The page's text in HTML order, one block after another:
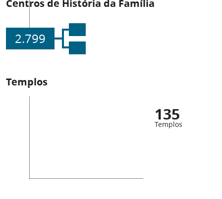
Centros de História da Família
2.799
Templos
135
Templos